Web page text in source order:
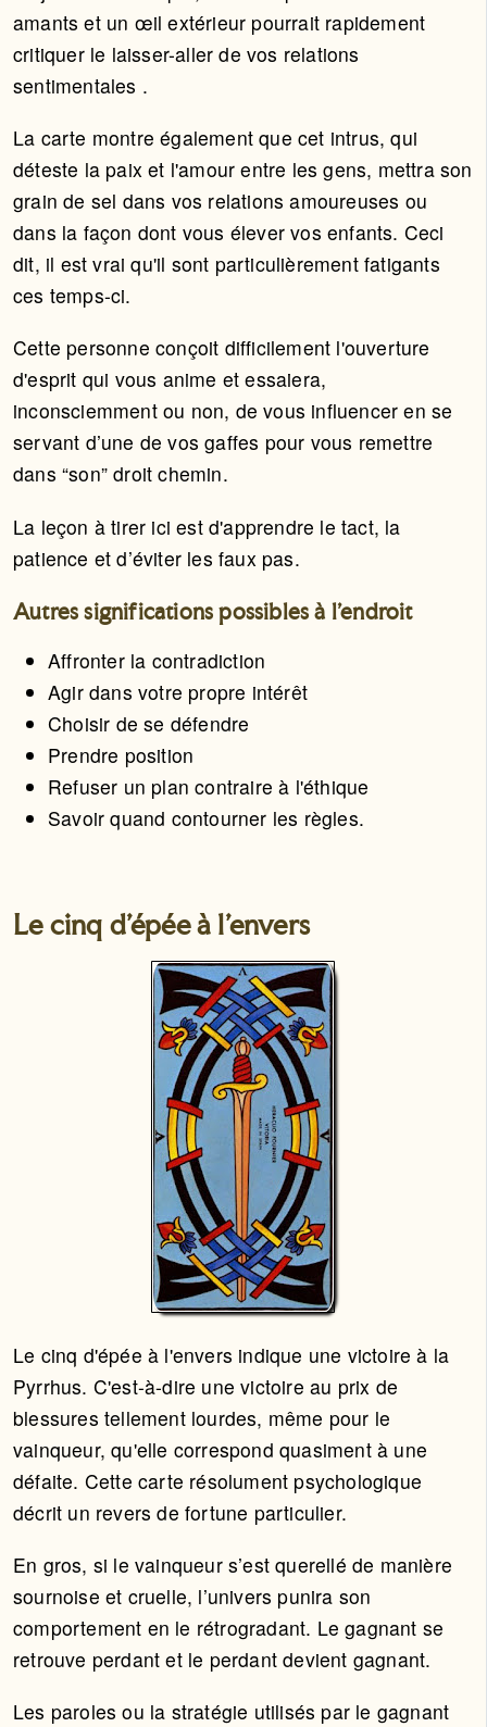
amants et un œil extérieur pourrait rapidement
critiquer le laisser-aller de vos relations
sentimentales .
La carte montre également que cet intrus, qui
déteste la paix et l'amour entre les gens, mettra son
grain de sel dans vos relations amoureuses ou
dans la façon dont vous élever vos enfants. Ceci
dit, il est vrai qu'il sont particulièrement fatigants
ces temps-ci.
Cette personne conçoit difficilement l'ouverture
d'esprit qui vous anime et essaiera,
inconsciemment ou non, de vous influencer en se
servant d’une de vos gaffes pour vous remettre
dans “son” droit chemin.
La leçon à tirer ici est d'apprendre le tact, la
patience et d’éviter les faux pas.
Autres significations possibles à l'endroit
Affronter la contradiction
Agir dans votre propre intérêt
Choisir de se défendre
Prendre position
Refuser un plan contraire à l'éthique
Savoir quand contourner les règles.
Le cinq d'épée à l'envers
Le cinq d'épée à l'envers indique une victoire à la
Pyrrhus. C'est-à-dire une victoire au prix de
blessures tellement lourdes, même pour le
vainqueur, qu'elle correspond quasiment à une
défaite. Cette carte résolument psychologique
décrit un revers de fortune particulier.
En gros, si le vainqueur s’est querellé de manière
sournoise et cruelle, l’univers punira son
comportement en le rétrogradant. Le gagnant se
retrouve perdant et le perdant devient gagnant.
Les paroles ou la stratégie utilisés par le gagnant